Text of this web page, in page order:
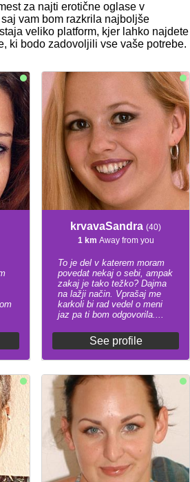
za najti erotične oglase v
vam bom razkrila najboljše
veliko platform, kjer lahko najdete
ki bodo zadovoljili vse vaše potrebe.
krvavaSandra (40)
1 km Away from you
To je del v katerem moram
povedat nekaj o sebi, ampak
zakaj je tako težko? Dajma
na lažji način. Vprašaj me
karkoli bi rad vedel o meni
jaz pa ti bom odgovorila....
See profile